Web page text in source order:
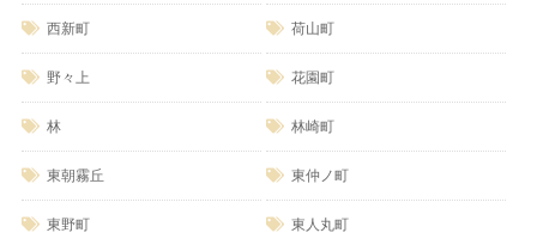
西新町 荷山町
野々上 花園町
林 林崎町
東朝霧丘 東仲ノ町
東野町 東人丸町